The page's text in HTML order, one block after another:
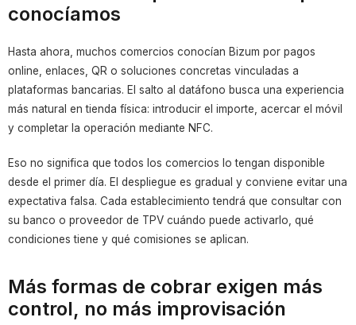
conocíamos
Hasta ahora, muchos comercios conocían Bizum por pagos
online, enlaces, QR o soluciones concretas vinculadas a
plataformas bancarias. El salto al datáfono busca una experiencia
más natural en tienda física: introducir el importe, acercar el móvil
y completar la operación mediante NFC.
Eso no significa que todos los comercios lo tengan disponible
desde el primer día. El despliegue es gradual y conviene evitar una
expectativa falsa. Cada establecimiento tendrá que consultar con
su banco o proveedor de TPV cuándo puede activarlo, qué
condiciones tiene y qué comisiones se aplican.
Más formas de cobrar exigen más
control, no más improvisación